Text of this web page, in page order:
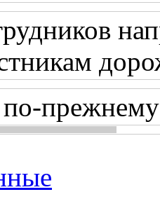
по-